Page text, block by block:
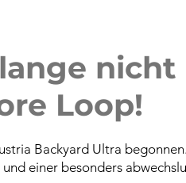
nicht
Loop!
Backyard Ultra begonnen.
einer besonders